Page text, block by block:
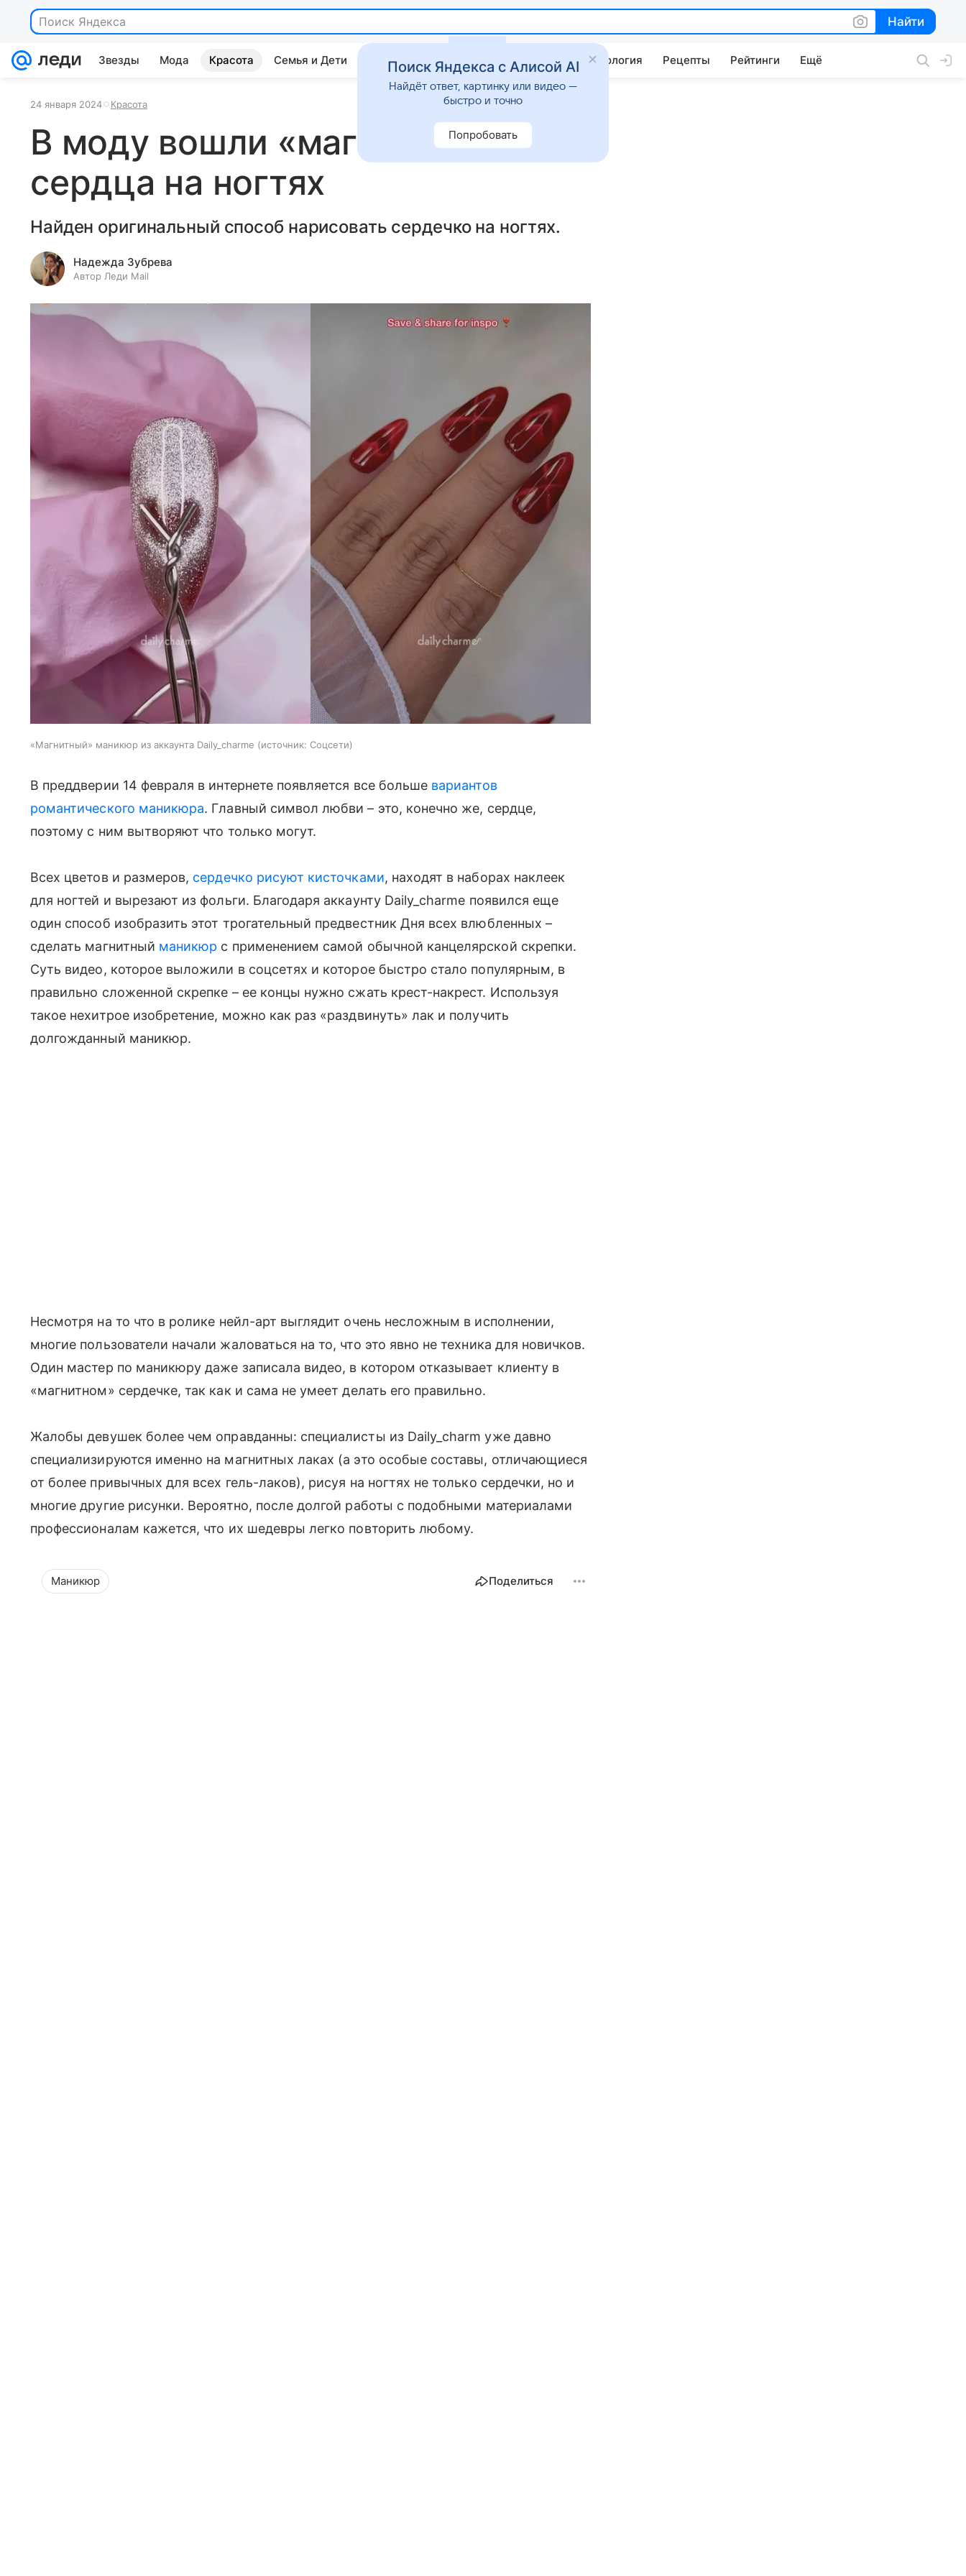
Поиск Яндекса Найти
Найти
Звезды Мода Красота Семья и Дети Дом Гороскопы Стиль жизни Психология Рецепты Рейтинги Ещё
24 января 2024 Красота
В моду вошли «магнитные»
сердца на ногтях
Найден оригинальный способ нарисовать сердечко на ногтях.
Надежда Зубрева
Автор Леди Mail
«Магнитный» маникюр из аккаунта Daily_charme источник: Соцсети
В преддверии 14 февраля в интернете появляется все больше вариантов
романтического маникюра. Главный символ любви – это, конечно же, сердце,
поэтому с ним вытворяют что только могут.
Всех цветов и размеров, сердечко рисуют кисточками, находят в наборах наклеек
для ногтей и вырезают из фольги. Благодаря аккаунту Daily_charme появился еще
один способ изобразить этот трогательный предвестник Дня всех влюбленных –
сделать магнитный маникюр с применением самой обычной канцелярской скрепки.
Суть видео, которое выложили в соцсетях и которое быстро стало популярным, в
правильно сложенной скрепке – ее концы нужно сжать крест-накрест. Используя
такое нехитрое изобретение, можно как раз «раздвинуть» лак и получить
долгожданный маникюр.
Несмотря на то что в ролике нейл-арт выглядит очень несложным в исполнении,
многие пользователи начали жаловаться на то, что это явно не техника для новичков.
Один мастер по маникюру даже записала видео, в котором отказывает клиенту в
«магнитном» сердечке, так как и сама не умеет делать его правильно.
Жалобы девушек более чем оправданны: специалисты из Daily_charm уже давно
специализируются именно на магнитных лаках (а это особые составы, отличающиеся
от более привычных для всех гель-лаков), рисуя на ногтях не только сердечки, но и
многие другие рисунки. Вероятно, после долгой работы с подобными материалами
профессионалам кажется, что их шедевры легко повторить любому.
Маникюр Поделиться
Поиск Яндекса с Алисой AI
Найдёт ответ, картинку или видео —
быстро и точно
Попробовать